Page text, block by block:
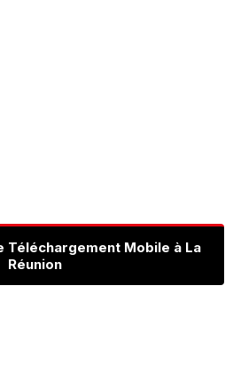
Téléchargement Mobile à La
Réunion